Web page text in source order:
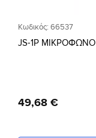
Κωδικός: 66537
JS-1P ΜΙΚΡΟΦΩΝΟ
49,68 €